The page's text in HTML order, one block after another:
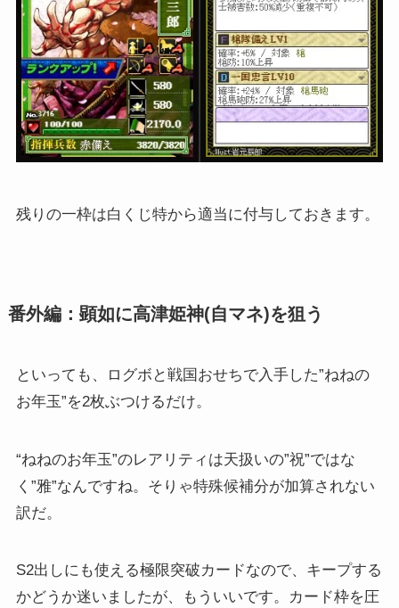
残りの一枠は白くじ特から適当に付与しておきます。
番外編：顕如に高津姫神(自マネ)を狙う
といっても、ログボと戦国おせちで入手した”ねねの
お年玉”を2枚ぶつけるだけ。
“ねねのお年玉”のレアリティは天扱いの”祝”ではな
く”雅”なんですね。そりゃ特殊候補分が加算されない
訳だ。
S2出しにも使える極限突破カードなので、キープする
かどうか迷いましたが、もういいです。カード枠を圧